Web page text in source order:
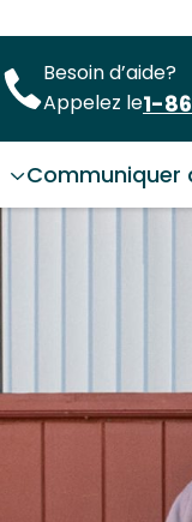
Besoin d’aide?
Appelez le1-
Communiquer